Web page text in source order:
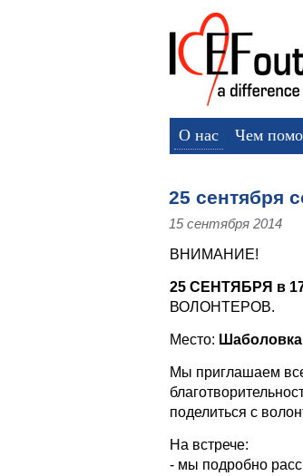
О нас Чем
25 сентября
15 сентября 2014
ВНИМАНИЕ!
25 СЕНТЯБРЯ в
ВОЛОНТЕРОВ.
Место:
Мы приглашаем
поделиться с
На встрече:
- мы подробно